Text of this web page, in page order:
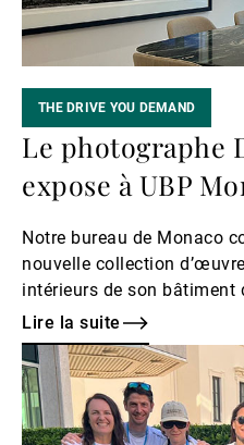
THE DRIVE YOU DEMAND
Le photographe
expose à UBP
Notre bureau de Monaco
nouvelle collection
intérieurs de son bâtiment
Lire la suite
Lire
la
suite